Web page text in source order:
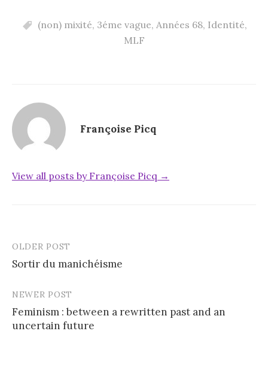
(non) mixité, 3éme vague, Années 68, Identité,
MLF
Françoise Picq
View all posts by Françoise Picq →
Post
navigation
OLDER POST
Sortir du manichéisme
NEWER POST
Feminism : between a rewritten past and an
uncertain future